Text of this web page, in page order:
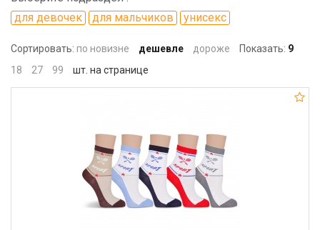
для девочек
для мальчиков унисекс
Сортировать: по новизне дешевле дороже Показать: 9
18
27 99 шт. на странице